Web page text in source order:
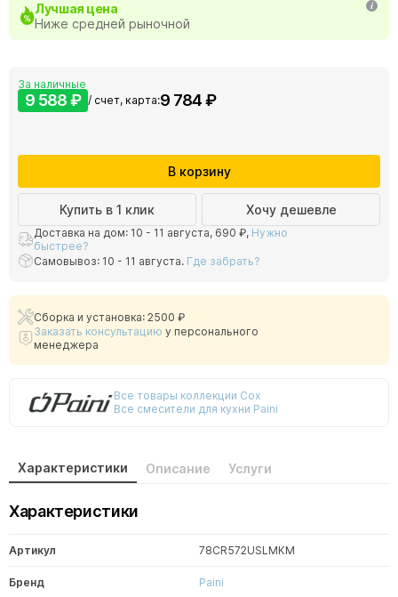
Лучшая цена
Ниже средней рыночной
За наличные
9 588 ₽ / счет, карта:9 784 ₽
В корзину
Купить в 1 клик Хочу дешевле
Доставка на дом: 10 - 11 августа, 690 ₽, Нужно
быстрее?
Самовывоз: 10 - 11 августа. Где забрать?
Сборка и установка: 2500 ₽
Заказать консультацию у персонального
менеджера
Все товары коллекции Cox
Все смесители для кухни Paini
Характеристики Описание Услуги
Характеристики
Артикул 78CR572USLMKM
Бренд Paini